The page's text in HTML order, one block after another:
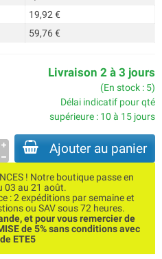
19,92 €
59,76 €
Livraison 2 à 3 jours
(En stock : 5)
Délai indicatif pour qté
supérieure : 10 à 15 jours
Ajouter au panier
! Notre boutique passe en
03 au 21 août.
: 2 expéditions par semaine et
ou SAV sous 72 heures.
et pour vous remercier de
de 5% sans conditions avec
ETE5